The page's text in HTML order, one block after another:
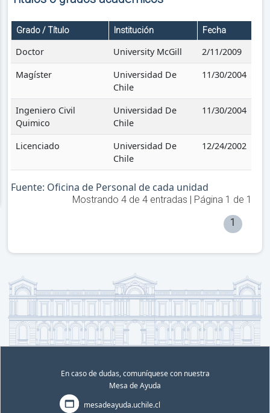
Grado / Título Institución Fecha
Doctor University McGill
2/11/2009
Magíster
Universidad De
Chile
11/30/2004
Ingeniero Civil
Quimico
Universidad De
Chile
11/30/2004
Licenciado
Universidad De
Chile
12/24/2002
Fuente: Oficina de Personal de cada unidad
Mostrando 4de 4entradas | Página 1 de 1
1
En caso de dudas, comuníquese con nuestra
Mesa de Ayuda
mesadeayuda.uchile.cl